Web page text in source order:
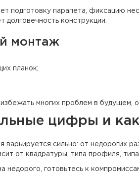
подготовку парапета, фиксацию
конструкции.
монтаж
планок;
многих проблем в будущем,
цифры и
варьируется сильно: от недорогих
от квадратуры, типа профиля,
недорого, готовьтесь к